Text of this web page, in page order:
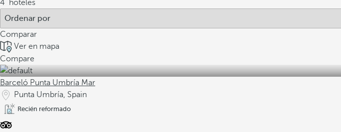
4
hoteles
Comparar
Ver en mapa
Compare
Barceló Punta Umbría Mar
Punta Umbría, Spain
Recién reformado